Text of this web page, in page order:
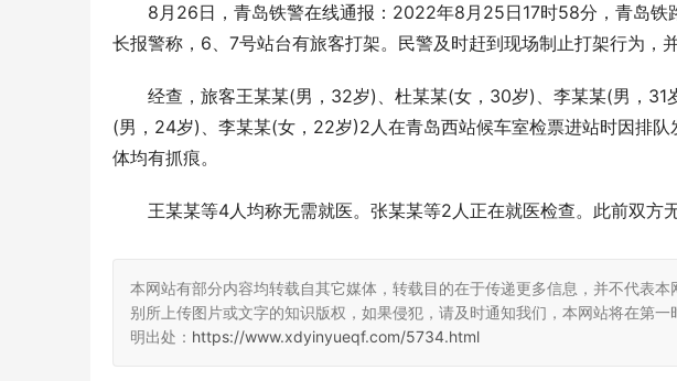
8月26日，青岛铁警在线通报：2022年8月25日17时58分，青岛铁
长报警称，6、7号站台有旅客打架。民警及时赶到现场制止打架行为，
经查，旅客王某某(男，32岁)、杜某某(女，30岁)、李某某(男，
(男，24岁)、李某某(女，22岁)2人在青岛西站候车室检票进站时因排
体均有抓痕。
王某某等4人均称无需就医。张某某等2人正在就医检查。此前双方
本网站有部分内容均转载自其它媒体，转载目的在于传递更多信息，并不代表
别所上传图片或文字的知识版权，如果侵犯，请及时通知我们，本网站将在第
明出处： https://www.xdyinyueqf.com/5734.html